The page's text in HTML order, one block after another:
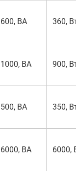
600, ВА 360,
1000, ВА 900,
500, ВА 350,
6000, ВА 6000,